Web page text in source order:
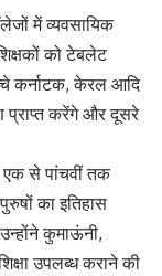
में व्यवसायिक
को टेबलेट
कर्नाटक, केरल आदि
प्राप्त करेंगे और दूसरे
एक से पांचवीं तक
का इतिहास
कुमाऊंनी,
उपलब्ध कराने की